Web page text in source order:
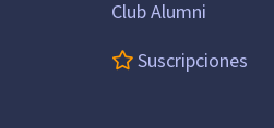
Club Alumni
Suscripciones